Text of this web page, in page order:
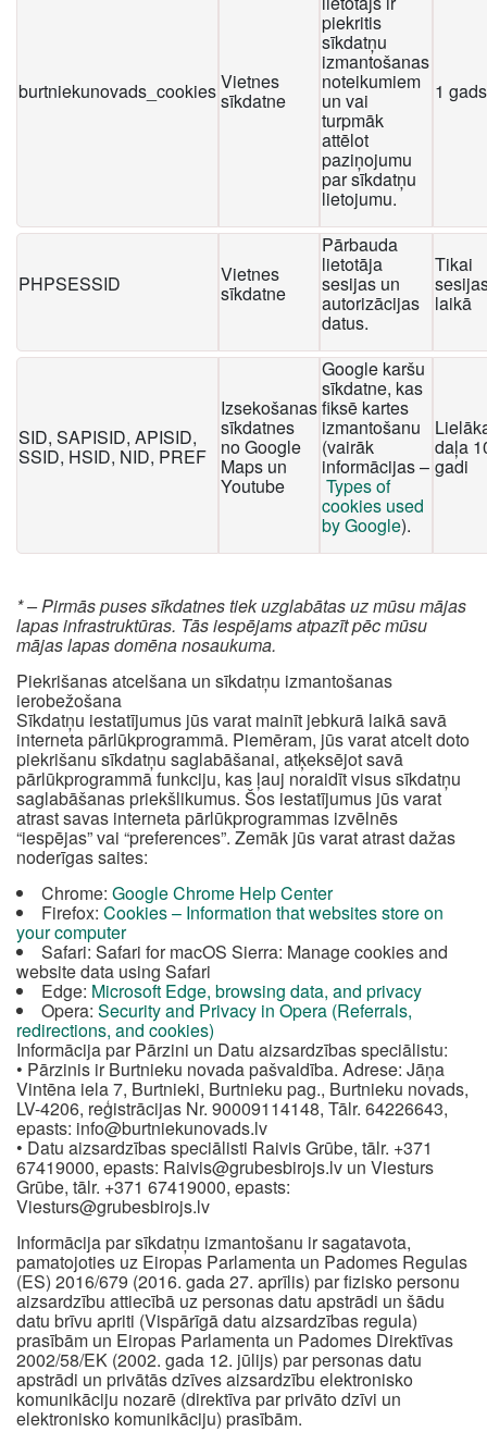
burtniekunovads_cookiesVietnes
sīkdatne
piekritis
sīkdatņu
izmantošanas
noteikumiem
un vai
turpmāk
attēlot
paziņojumu
par sīkdatņu
lietojumu.
1 gads
PHPSESSID Vietnes
sīkdatne
Pārbauda
lietotāja
sesijas un
autorizācijas
datus.
Tikai
laikā
SID, SAPISID, APISID,
SSID, HSID, NID, PREF
Izsekošanas
sīkdatnes
no Google
Maps un
Youtube
Google karšu
sīkdatne, kas
fiksē kartes
izmantošanu
(vairāk
informācijas –
Types of
cookies used
by Google).
daļa
gadi
* – Pirmās puses sīkdatnes tiek uzglabātas uz mūsu mājas
lapas infrastruktūras. Tās iespējams atpazīt pēc mūsu
mājas lapas domēna nosaukuma.
Piekrišanas atcelšana un sīkdatņu izmantošanas
ierobežošana
Sīkdatņu iestatījumus jūs varat mainīt jebkurā laikā savā
interneta pārlūkprogrammā. Piemēram, jūs varat atcelt doto
piekrišanu sīkdatņu saglabāšanai, atķeksējot savā
pārlūkprogrammā funkciju, kas ļauj noraidīt visus sīkdatņu
saglabāšanas priekšlikumus. Šos iestatījumus jūs varat
atrast savas interneta pārlūkprogrammas izvēlnēs
“iespējas” vai “preferences”. Zemāk jūs varat atrast dažas
noderīgas saites:
Chrome: Google Chrome Help Center
Firefox: Cookies – Information that websites store on
your computer
Safari: Safari for macOS Sierra: Manage cookies and
website data using Safari
Edge: Microsoft Edge, browsing data, and privacy
Opera: Security and Privacy in Opera (Referrals,
redirections, and cookies)
Informācija par Pārzini un Datu aizsardzības speciālistu:
• Pārzinis ir Burtnieku novada pašvaldība. Adrese: Jāņa
Vintēna iela 7, Burtnieki, Burtnieku pag., Burtnieku novads,
LV-4206, reģistrācijas Nr. 90009114148, Tālr. 64226643,
epasts: info@burtniekunovads.lv
• Datu aizsardzības speciālisti Raivis Grūbe, tālr. +371
67419000, epasts: Raivis@grubesbirojs.lv un Viesturs
Grūbe, tālr. +371 67419000, epasts:
Viesturs@grubesbirojs.lv
Informācija par sīkdatņu izmantošanu ir sagatavota,
pamatojoties uz Eiropas Parlamenta un Padomes Regulas
(ES) 2016/679 (2016. gada 27. aprīlis) par fizisko personu
aizsardzību attiecībā uz personas datu apstrādi un šādu
datu brīvu apriti (Vispārīgā datu aizsardzības regula)
prasībām un Eiropas Parlamenta un Padomes Direktīvas
2002/58/EK (2002. gada 12. jūlijs) par personas datu
apstrādi un privātās dzīves aizsardzību elektronisko
komunikāciju nozarē (direktīva par privāto dzīvi un
elektronisko komunikāciju) prasībām.